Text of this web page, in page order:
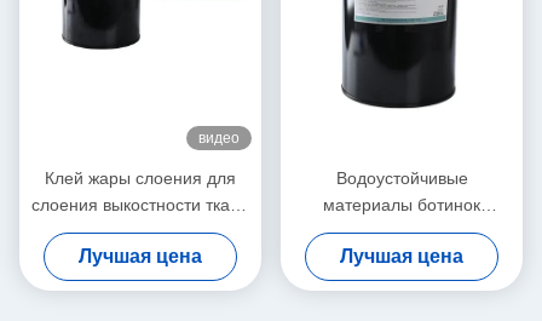
видео
Клей жары слоения для
слоения выкостности ткани
20kg стабилизированного
Лучшая цена
Водоустойчивые
материалы ботинок
нагревают клей для
твердого тела ткани 9009-
54-5 белого
Лучшая цена